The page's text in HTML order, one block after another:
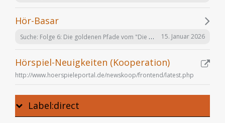
Hör-Basar
Suche: Folge 6: Die goldenen Pfade vom "Die Elfen" Hörspiel von Bernhard Hennen 15. Januar 2026
Hörspiel-Neuigkeiten (Kooperation)
http://www.hoerspieleportal.de/newskoop/frontend/latest.php
Label:direct